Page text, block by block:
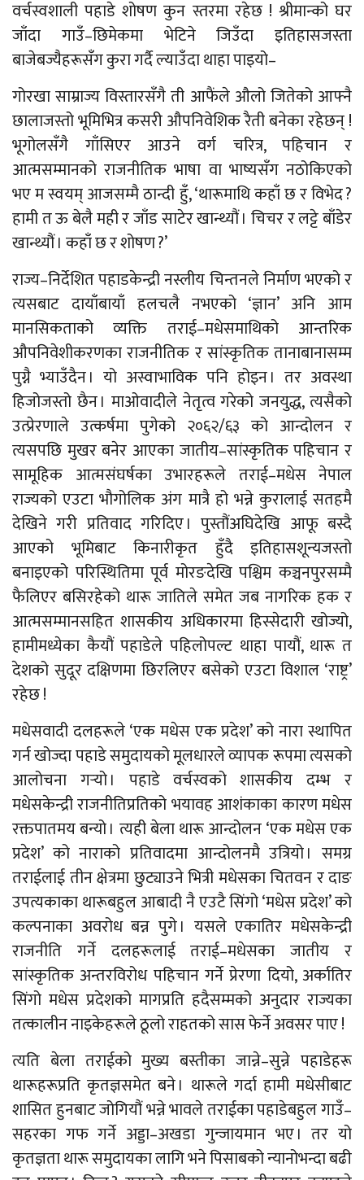
वर्चस्वशाली पहाडे शोषण कुन स्तरमा रहेछ ! श्रीमान्को घर
जाँदा गाउँ–छिमेकमा भेटिने जिउँदा इतिहासजस्ता
बाजेबज्यैहरूसँग कुरा गर्दै ल्याउँदा थाहा पाइयो–
गोरखा साम्राज्य विस्तारसँगै ती आफैंले औलो जितेको आफ्नै
छालाजस्तो भूमिभित्र कसरी औपनिवेशिक रैती बनेका रहेछन् !
भूगोलसँगै गाँसिएर आउने वर्ग चरित्र, पहिचान र
आत्मसम्मानको राजनीतिक भाषा वा भाष्यसँग नठोकिएको
भए म स्वयम् आजसम्मै ठान्दी हुँ, ‘थारूमाथि कहाँ छ र विभेद ?
हामी त ऊ बेलै मही र जाँड साटेर खान्थ्यौं । चिचर र लट्टे बाँडेर
खान्थ्यौं । कहाँ छ र शोषण ?’
राज्य–निर्देशित पहाडकेन्द्री नस्लीय चिन्तनले निर्माण भएको र
त्यसबाट दायाँबायाँ हलचलै नभएको ‘ज्ञान’ अनि आम
मानसिकताको व्यक्ति तराई–मधेसमाथिको आन्तरिक
औपनिवेशीकरणका राजनीतिक र सांस्कृतिक तानाबानासम्म
पुग्नै भ्याउँदैन । यो अस्वाभाविक पनि होइन । तर अवस्था
हिजोजस्तो छैन । माओवादीले नेतृत्व गरेको जनयुद्ध, त्यसैको
उत्प्रेरणाले उत्कर्षमा पुगेको २०६२/६३ को आन्दोलन र
त्यसपछि मुखर बनेर आएका जातीय–सांस्कृतिक पहिचान र
सामूहिक आत्मसंघर्षका उभारहरूले तराई–मधेस नेपाल
राज्यको एउटा भौगोलिक अंग मात्रै हो भन्ने कुरालाई सतहमै
देखिने गरी प्रतिवाद गरिदिए । पुस्तौंअघिदेखि आफू बस्दै
आएको भूमिबाट किनारीकृत हुँदै इतिहासशून्यजस्तो
बनाइएको परिस्थितिमा पूर्व मोरङदेखि पश्चिम कञ्चनपुरसम्मै
फैलिएर बसिरहेको थारू जातिले समेत जब नागरिक हक र
आत्मसम्मानसहित शासकीय अधिकारमा हिस्सेदारी खोज्यो,
हामीमध्येका कैयौं पहाडेले पहिलोपल्ट थाहा पायौं, थारू त
देशको सुदूर दक्षिणमा छिरलिएर बसेको एउटा विशाल ‘राष्ट्र’
रहेछ !
मधेसवादी दलहरूले ‘एक मधेस एक प्रदेश’ को नारा स्थापित
गर्न खोज्दा पहाडे समुदायको मूलधारले व्यापक रूपमा त्यसको
आलोचना गर्‍यो । पहाडे वर्चस्वको शासकीय दम्भ र
मधेसकेन्द्री राजनीतिप्रतिको भयावह आशंकाका कारण मधेस
रक्तपातमय बन्यो । त्यही बेला थारू आन्दोलन ‘एक मधेस एक
प्रदेश’ को नाराको प्रतिवादमा आन्दोलनमै उत्रियो । समग्र
तराईलाई तीन क्षेत्रमा छुट्याउने भित्री मधेसका चितवन र दाङ
उपत्यकाका थारूबहुल आबादी नै एउटै सिंगो ‘मधेस प्रदेश’ को
कल्पनाका अवरोध बन्न पुगे । यसले एकातिर मधेसकेन्द्री
राजनीति गर्ने दलहरूलाई तराई–मधेसका जातीय र
सांस्कृतिक अन्तरविरोध पहिचान गर्ने प्रेरणा दियो, अर्कातिर
सिंगो मधेस प्रदेशको मागप्रति हदैसम्मको अनुदार राज्यका
तत्कालीन नाइकेहरूले ठूलो राहतको सास फेर्ने अवसर पाए !
त्यति बेला तराईको मुख्य बस्तीका जान्ने–सुन्ने पहाडेहरू
थारूहरूप्रति कृतज्ञसमेत बने । थारूले गर्दा हामी मधेसीबाट
शासित हुनबाट जोगियौं भन्ने भावले तराईका पहाडेबहुल गाउँ–
सहरका गफ गर्ने अड्डा–अखडा गुन्जायमान भए । तर यो
कृतज्ञता थारू समुदायका लागि भने पिसाबको न्यानोभन्दा बढी